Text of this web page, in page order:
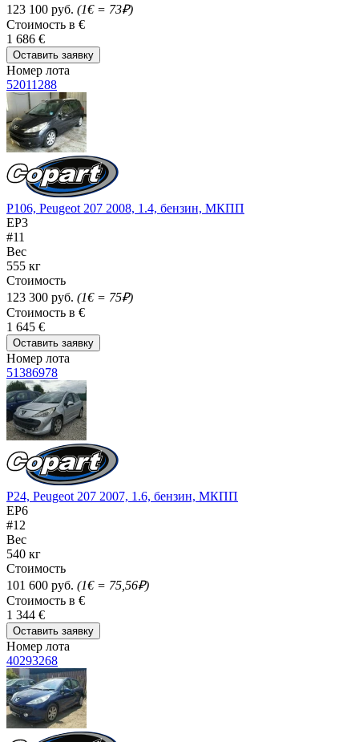
123 100 руб. (1€ = 73₽)
Стоимость в €
1 686 €
Оставить заявку
Номер лота
52011288
P106, Peugeot 207 2008, 1.4, бензин, МКПП
EP3
#11
Вес
555 кг
Стоимость
123 300 руб. (1€ = 75₽)
Стоимость в €
1 645 €
Оставить заявку
Номер лота
51386978
P24, Peugeot 207 2007, 1.6, бензин, МКПП
EP6
#12
Вес
540 кг
Стоимость
101 600 руб. (1€ = 75,56₽)
Стоимость в €
1 344 €
Оставить заявку
Номер лота
40293268